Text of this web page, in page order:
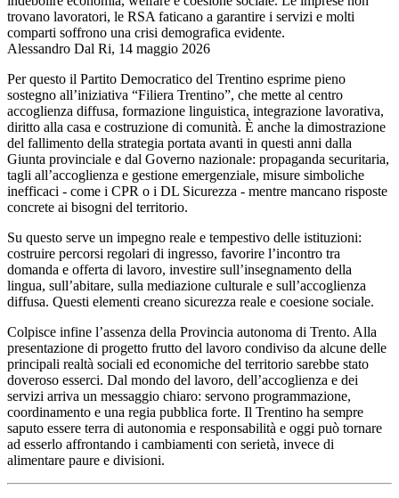
trovano lavoratori, le RSA faticano a garantire i servizi e molti
comparti soffrono una crisi demografica evidente.
Alessandro Dal Ri, 14 maggio 2026
Per questo il Partito Democratico del Trentino esprime pieno
sostegno all’iniziativa “Filiera Trentino”, che mette al centro
accoglienza diffusa, formazione linguistica, integrazione lavorativa,
diritto alla casa e costruzione di comunità. È anche la dimostrazione
del fallimento della strategia portata avanti in questi anni dalla
Giunta provinciale e dal Governo nazionale: propaganda securitaria,
tagli all’accoglienza e gestione emergenziale, misure simboliche
inefficaci - come i CPR o i DL Sicurezza - mentre mancano risposte
concrete ai bisogni del territorio.
Su questo serve un impegno reale e tempestivo delle istituzioni:
costruire percorsi regolari di ingresso, favorire l’incontro tra
domanda e offerta di lavoro, investire sull’insegnamento della
lingua, sull’abitare, sulla mediazione culturale e sull’accoglienza
diffusa. Questi elementi creano sicurezza reale e coesione sociale.
Colpisce infine l’assenza della Provincia autonoma di Trento. Alla
presentazione di progetto frutto del lavoro condiviso da alcune delle
principali realtà sociali ed economiche del territorio sarebbe stato
doveroso esserci. Dal mondo del lavoro, dell’accoglienza e dei
servizi arriva un messaggio chiaro: servono programmazione,
coordinamento e una regia pubblica forte. Il Trentino ha sempre
saputo essere terra di autonomia e responsabilità e oggi può tornare
ad esserlo affrontando i cambiamenti con serietà, invece di
alimentare paure e divisioni.